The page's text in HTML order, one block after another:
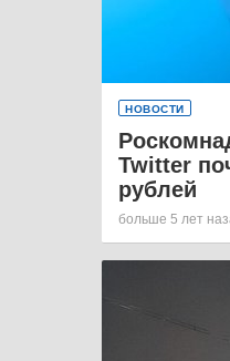
НОВОСТИ
Twitter
рублей
больше 5 лет